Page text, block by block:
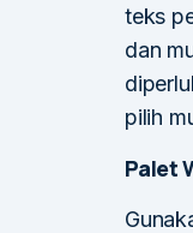
teks
dan
pilih
Palet